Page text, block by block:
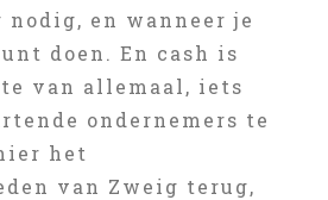
en wanneer je
doen. En cash is
van allemaal, iets
ondernemers te
het
van Zweig terug,